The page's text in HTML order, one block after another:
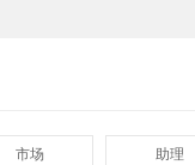
市场 助理